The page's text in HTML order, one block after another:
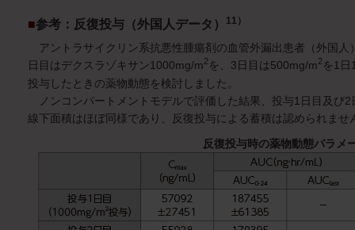
■参考：反復投与（外国人データ） 11）
アントラサイクリン系抗悪性腫瘍剤の血管外漏出患者（外国人
日目はデクスラゾキサン1000mg/m2 を、3日目は500mg/m2 を1日
投与したときの薬物動態を検討しました。
ノンコンパートメントモデルで評価した結果、投与1日目及び
線下面積はほぼ同様であり、反復投与による蓄積は認められませ
反復投与時の薬物動態パラメ